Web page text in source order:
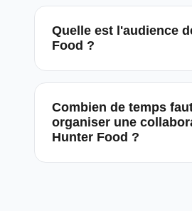
Quelle est l'audience
Food ?
Combien de temps
organiser une
Hunter Food ?